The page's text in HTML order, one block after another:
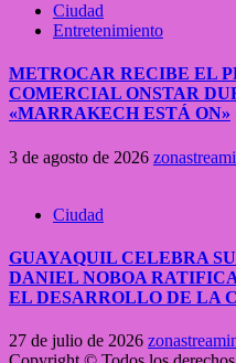
Ciudad
Entretenimiento
METROCAR RECIBE EL
COMERCIAL ONSTAR
«MARRAKECH ESTÁ ON»
3 de agosto de 2026
Ciudad
GUAYAQUIL CELEBRA
DANIEL NOBOA
EL DESARROLLO DE LA
27 de julio de 2026